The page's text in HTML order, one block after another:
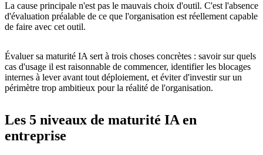
La cause principale n'est pas le mauvais choix d'outil. C'est l'absence
d'évaluation préalable de ce que l'organisation est réellement capable
de faire avec cet outil.
Évaluer sa maturité IA sert à trois choses concrètes : savoir sur quels
cas d'usage il est raisonnable de commencer, identifier les blocages
internes à lever avant tout déploiement, et éviter d'investir sur un
périmètre trop ambitieux pour la réalité de l'organisation.
Les 5 niveaux de maturité IA en
entreprise